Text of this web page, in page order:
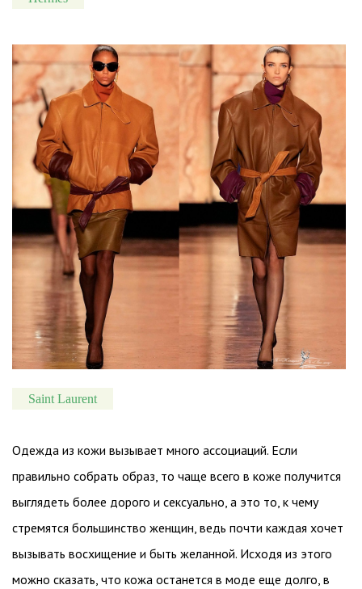
Saint Laurent
Одежда из кожи вызывает много ассоциаций. Если
правильно собрать образ, то чаще всего в коже получится
выглядеть более дорого и сексуально, а это то, к чему
стремятся большинство женщин, ведь почти каждая хочет
вызывать восхищение и быть желанной. Исходя из этого
можно сказать, что кожа останется в моде еще долго, в